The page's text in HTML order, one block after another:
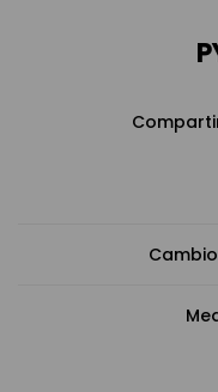
Bebidas sin
Accesorios y